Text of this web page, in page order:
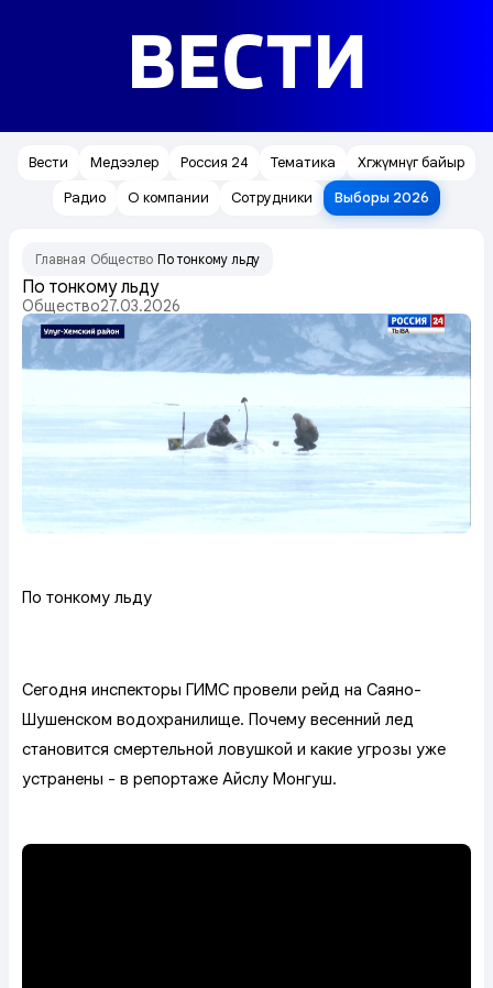
ВЕСТИ
Вести Медээлер Россия 24 Тематика
Хөгжүмнүг байыр
Радио
О компании Сотрудники Выборы 2026
Главная Общество По тонкому льду
По тонкому льду
Общество27.03.2026
По тонкому льду
Сегодня инспекторы ГИМС провели рейд на Саяно-
Шушенском водохранилище. Почему весенний лед
становится смертельной ловушкой и какие угрозы уже
устранены - в репортаже Айслу Монгуш.